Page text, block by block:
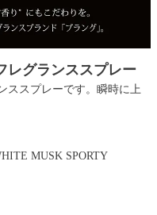
レグランススプレー
ススプレーです。瞬時に上
MUSK SPORTY